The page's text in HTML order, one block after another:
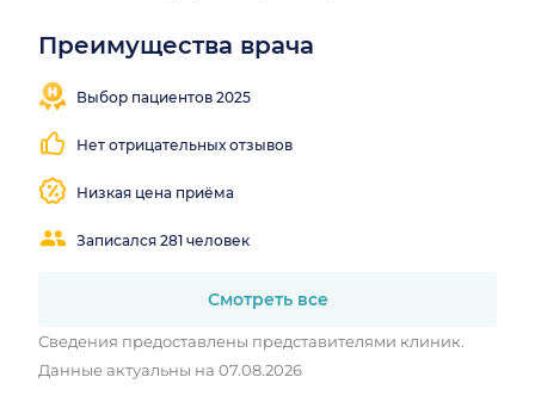
Преимущества врача
Выбор пациентов 2025
Нет отрицательных отзывов
Низкая цена приёма
Записался 281 человек
в 2 районах
Близко
метро
Смотреть все
Сведения предоставлены представителями клиник.
Данные актуальны на 07.08.2026